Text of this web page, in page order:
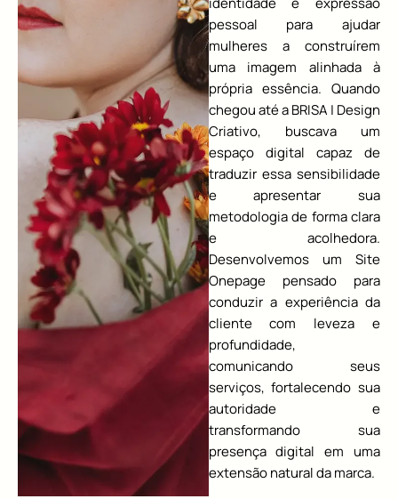
pessoal para ajudar
mulheres a construírem
uma imagem alinhada à
própria essência. Quando
chegou até a BRISA | Design
Criativo, buscava um
espaço digital capaz de
traduzir essa sensibilidade
e apresentar sua
metodologia de forma clara
e acolhedora.
Desenvolvemos um Site
Onepage pensado para
conduzir a experiência da
cliente com leveza e
profundidade,
comunicando seus
serviços, fortalecendo sua
autoridade e
transformando sua
presença digital em uma
extensão natural da marca.